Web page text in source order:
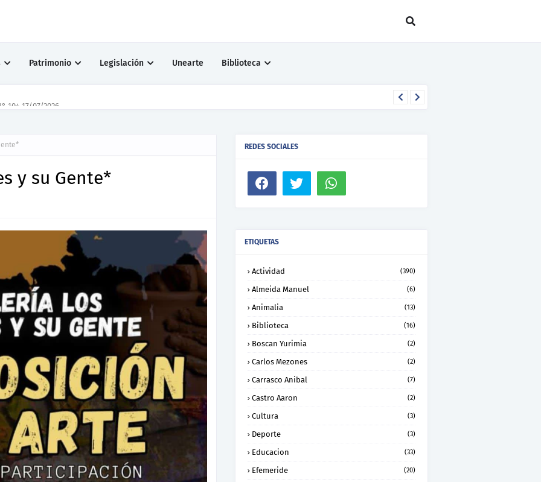
Patrimonio Legislación Unearte Biblioteca
y su Gente*
REDES SOCIALES
ETIQUETAS
Actividad (390)
Almeida Manuel (6)
Animalia (13)
Biblioteca (16)
Boscan Yurimia (2)
Carlos Mezones (2)
Carrasco Anibal (7)
Castro Aaron (2)
Cultura (3)
Deporte (3)
Educacion (33)
Efemeride (20)